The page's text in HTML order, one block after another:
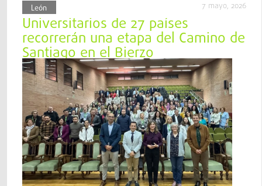
León 7 mayo, 2026
Universitarios de 27 países
recorrerán una etapa del Camino de
Santiago en el Bierzo